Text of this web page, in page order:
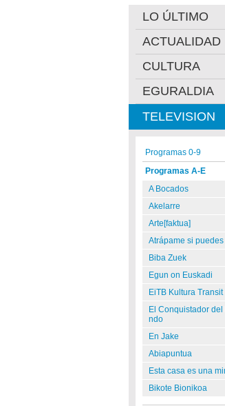
LO ÚLTIMO
ACTUALIDAD
CULTURA
EGURALDIA
TELEVISION
Programas 0-9
Programas A-E
A Bocados
Akelarre
Arte[faktua]
Atrápame si puedes
Biba Zuek
Egun on Euskadi
EiTB Kultura Transit
El Conquistador del
ndo
En Jake
Abiapuntua
Esta casa es una
Bikote Bionikoa